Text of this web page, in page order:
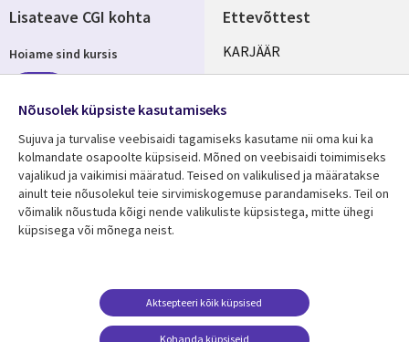
Ettevõttest
Useful
links
ESTONIA
KARJÄÄR
KONTORID
Ressursikeskus
Viimased uudised
Tugi
Legal
Õigused
Lisateave CGI kohta
Hoiame sind kursis
Jälgi meid
Social
Media
Nõusolek küpsiste kasutamiseks
Sujuva ja turvalise veebisaidi tagamiseks kasutame nii oma kui ka
kolmandate osapoolte küpsiseid. Mõned on veebisaidi toimimiseks
vajalikud ja vaikimisi määratud. Teised on valikulised ja määratakse
ainult teie nõusolekul teie sirvimiskogemuse parandamiseks. Teil on
võimalik nõustuda kõigi nende valikuliste küpsistega, mitte ühegi
küpsisega või mõnega neist.
Kohanda küpsiseid
Aktsepteeri kõik küpsised